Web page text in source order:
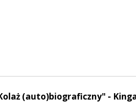
(auto)biograficzny" -